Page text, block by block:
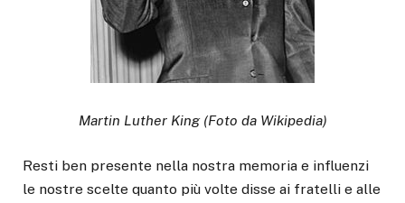
Martin Luther King (Foto da Wikipedia)
Resti ben presente nella nostra memoria e influenzi
le nostre scelte quanto più volte disse ai fratelli e alle